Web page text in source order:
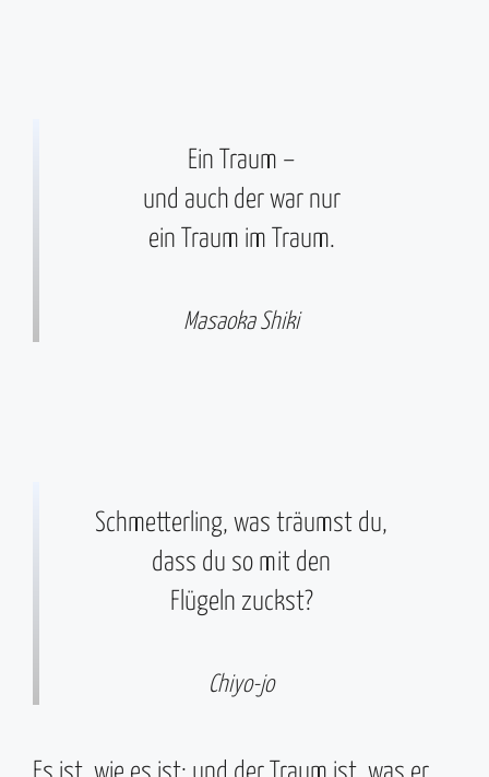
Ein Traum –
und auch der war nur
ein Traum im Traum.
Masaoka Shiki
Schmetterling, was träumst du,
dass du so mit den
Flügeln zuckst?
Chiyo-jo